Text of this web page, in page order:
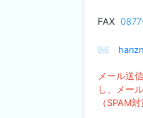
FAX
✉
メール送
し、メー
（SPAM対